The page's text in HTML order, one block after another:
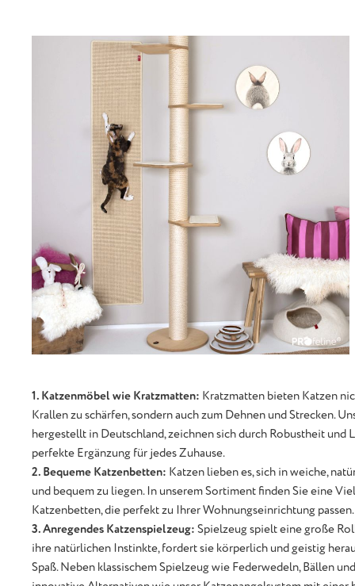
1. Katzenmöbel wie Kratzmatten: Kratzmatten bieten Katzen
Krallen zu schärfen, sondern auch zum Dehnen und Strecken.
hergestellt in Deutschland, zeichnen sich durch Robustheit und
perfekte Ergänzung für jedes Zuhause.
2. Bequeme Katzenbetten: Katzen lieben es, sich in weiche,
und bequem zu liegen. In unserem Sortiment finden Sie eine
Katzenbetten, die perfekt zu Ihrer Wohnungseinrichtung passen.
3. Anregendes Katzenspielzeug: Spielzeug spielt eine große
ihre natürlichen Instinkte, fordert sie körperlich und geistig
Spaß. Neben klassischem Spielzeug wie Federwedeln, Bällen